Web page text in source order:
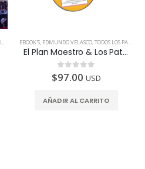
EBOOK'S EDMUNDO VELASCO TODOS LOS PAÍSES
El Plan Maestro & Los Patrones Del Amor
0de 5
$97.00 USD
AÑADIR AL CARRITO